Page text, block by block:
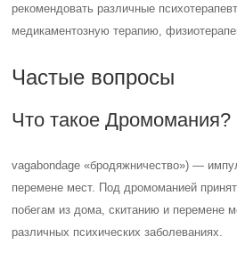
рекомендовать различные
медикаментозную терапию,
Частые вопросы
Что такое Дромомания?
vagabondage «бродяжничество») —
перемене мест. Под дромоманией
побегам из дома, скитанию и перемене
различных психических заболеваниях.